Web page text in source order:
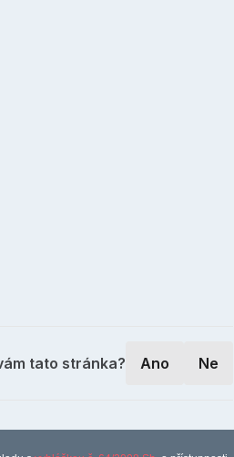
tato stránka? Ano Ne